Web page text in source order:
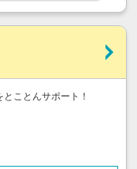
ことんサポート！